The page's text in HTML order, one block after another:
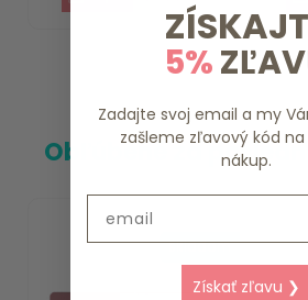
Obľúbené za
skladom
5%
Zadajte svoj email a my
zašleme zľavový kód na
nákup.
Získať zľavu ❯